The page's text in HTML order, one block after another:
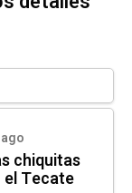
chiquitas
el Tecate